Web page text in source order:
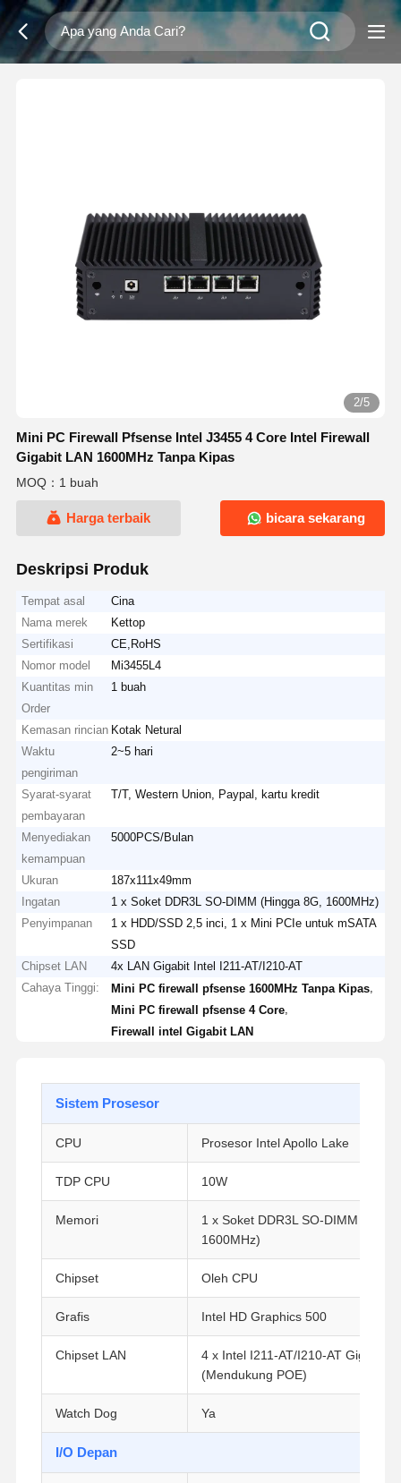
2/5
Mini PC Firewall Pfsense Intel J3455 4 Core Intel Firewall
Gigabit LAN 1600MHz Tanpa Kipas
MOQ：1 buah
Harga terbaik bicara sekarang
Deskripsi Produk
Tempat asal
Cina
Nama merek
Kettop
Sertifikasi
CE,RoHS
Nomor model
Mi3455L4
Kuantitas min
Order
1 buah
Kemasan rincian Kotak Netural
Waktu
pengiriman
2~5 hari
Syarat-syarat
pembayaran
T/T, Western Union, Paypal, kartu kredit
Menyediakan
kemampuan
5000PCS/Bulan
Ukuran
187x111x49mm
Ingatan
1 x Soket DDR3L SO-DIMM (Hingga 8G, 1600MHz)
Penyimpanan
1 x HDD/SSD 2,5 inci, 1 x Mini PCIe untuk mSATA
SSD
Chipset LAN
4x LAN Gigabit Intel I211-AT/I210-AT
Cahaya Tinggi:
Mini PC firewall pfsense 1600MHz Tanpa Kipas
Mini PC firewall pfsense 4 Core
Firewall intel Gigabit LAN
Sistem Prosesor
CPU Prosesor Intel Apollo Lake
TDP CPU 10W
Memori
1 x Soket DDR3L SO-DIMM
1600MHz)
Chipset Oleh CPU
Grafis Intel HD Graphics 500
Chipset LAN
4 x Intel I211-AT/I210-AT Gigabit
(Mendukung POE)
Watch Dog Ya
I/O Depan